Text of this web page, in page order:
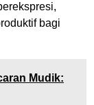
bagi
Mudik: